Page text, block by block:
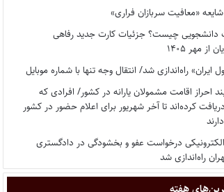
«معافیت سربازان فراری»
دانشجویی چیست؟ جزئیات کارت جدید رفاهی
مهر ۱۴۰۵
ایران» راه‌اندازی شد/ انتقال وجه تنها با شماره موبایل
احراز اقامت مشمولان یارانه در کشور/ افرادی که
کرده‌اند تا آخر شهریور برای اعلام حضور در کشور
درخواست عفو و بخشودگی در دادگستری
راه‌اندازی شد